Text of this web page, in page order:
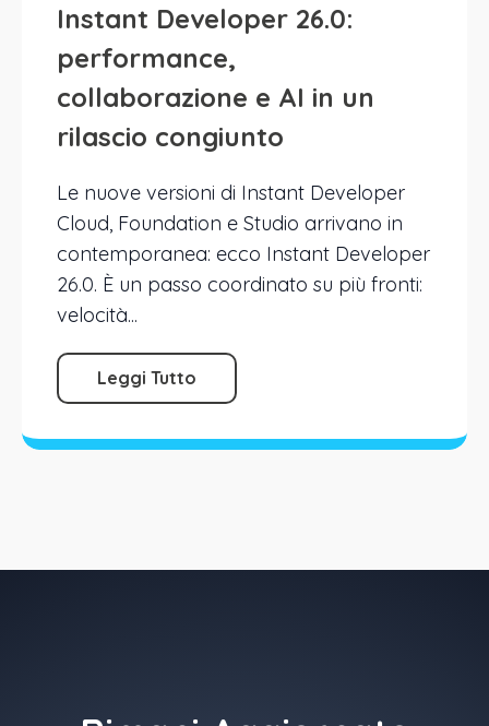
Instant Developer 26.0:
performance,
collaborazione e AI in un
rilascio congiunto
Le nuove versioni di Instant Developer
Cloud, Foundation e Studio arrivano in
contemporanea: ecco Instant Developer
26.0. È un passo coordinato su più fronti:
velocità...
Leggi Tutto